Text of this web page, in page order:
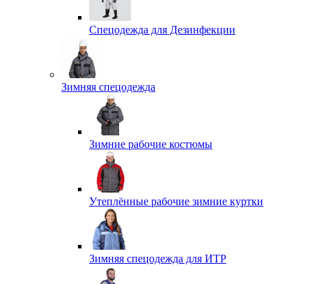
Спецодежда для Дезинфекции
Зимняя спецодежда
Зимние рабочие костюмы
Утеплённые рабочие зимние куртки
Зимняя спецодежда для ИТР